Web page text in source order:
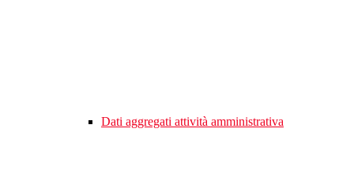
Dati aggregati attività amministrativa